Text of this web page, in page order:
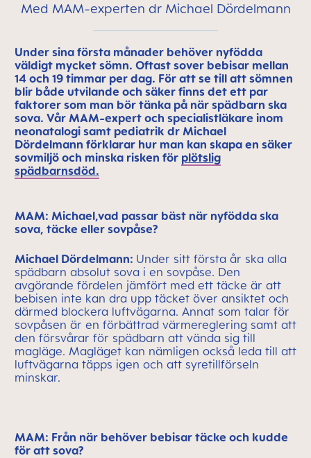
Med MAM-experten dr Michael Dördelmann
Under sina första månader behöver nyfödda
väldigt mycket sömn. Oftast sover bebisar mellan
14 och 19 timmar per dag. För att se till att sömnen
blir både utvilande och säker finns det ett par
faktorer som man bör tänka på när spädbarn ska
sova. Vår MAM-expert och specialistläkare inom
neonatalogi samt pediatrik dr Michael
Dördelmann förklarar hur man kan skapa en säker
sovmiljö och minska risken för plötslig
spädbarnsdöd.
MAM: Michael,vad passar bäst när nyfödda ska
sova, täcke eller sovpåse?
Michael Dördelmann: Under sitt första år ska alla
spädbarn absolut sova i en sovpåse. Den
avgörande fördelen jämfört med ett täcke är att
bebisen inte kan dra upp täcket över ansiktet och
därmed blockera luftvägarna. Annat som talar för
sovpåsen är en förbättrad värmereglering samt att
den försvårar för spädbarn att vända sig till
magläge. Magläget kan nämligen också leda till att
luftvägarna täpps igen och att syretillförseln
minskar.
MAM: Från när behöver bebisar täcke och kudde
för att sova?